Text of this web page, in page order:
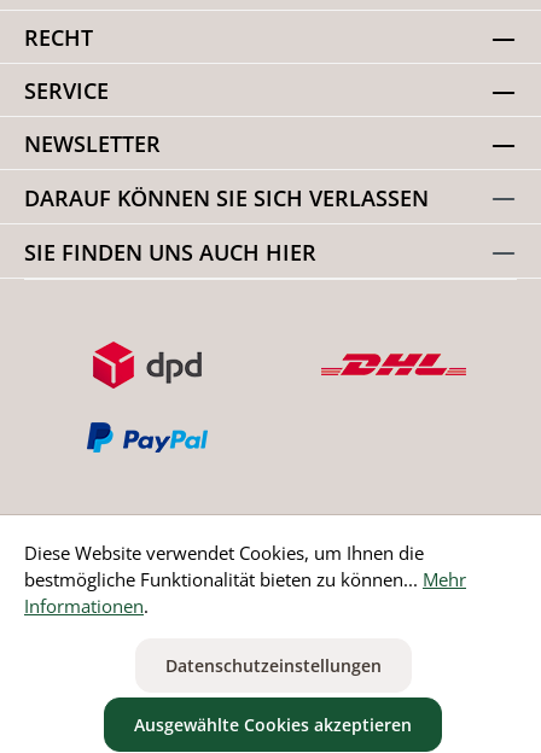
RECHT
SERVICE
NEWSLETTER
DARAUF KÖNNEN SIE SICH VERLASSEN
SIE FINDEN UNS AUCH HIER
Bestellung widerrufen
ausgenommen Nicht EU-Länder
Diese Website verwendet Cookies, um Ihnen die
bestmögliche Funktionalität bieten zu können... Mehr
Informationen.
Datenschutzeinstellungen
Ausgewählte Cookies akzeptieren